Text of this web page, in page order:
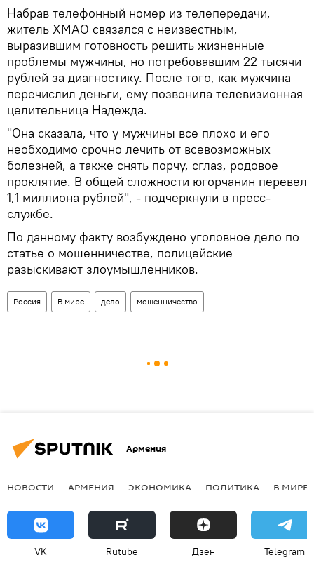
Набрав телефонный номер из телепередачи,
житель ХМАО связался с неизвестным,
выразившим готовность решить жизненные
проблемы мужчины, но потребовавшим 22 тысячи
рублей за диагностику. После того, как мужчина
перечислил деньги, ему позвонила телевизионная
целительница Надежда.
"Она сказала, что у мужчины все плохо и его
необходимо срочно лечить от всевозможных
болезней, а также снять порчу, сглаз, родовое
проклятие. В общей сложности югорчанин перевел
1,1 миллиона рублей", - подчеркнули в пресс-
службе.
По данному факту возбуждено уголовное дело по
статье о мошенничестве, полицейские
разыскивают злоумышленников.
Россия В мире дело мошенничество
Армения
НОВОСТИ АРМЕНИЯ ЭКОНОМИКА ПОЛИТИКА В МИРЕ
VK Rutube Дзен Telegram